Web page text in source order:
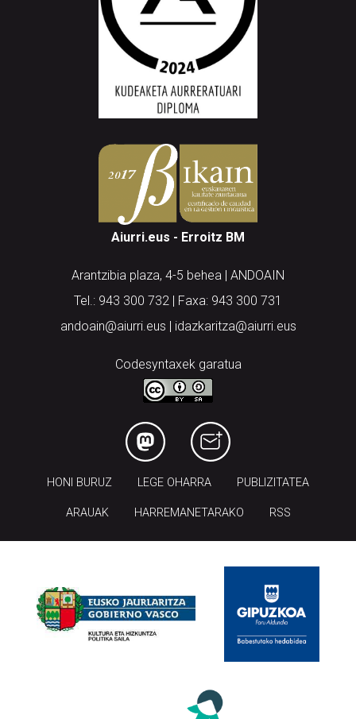
Aiurri.eus - Erroitz BM
Arantzibia plaza, 4-5 behea | ANDOAIN
Tel.: 943 300 732 | Faxa: 943 300 731
andoain@aiurri.eus | idazkaritza@aiurri.eus
Codesyntaxek garatua
HONI BURUZ LEGE OHARRA PUBLIZITATEA
ARAUAK HARREMANETARAKO RSS